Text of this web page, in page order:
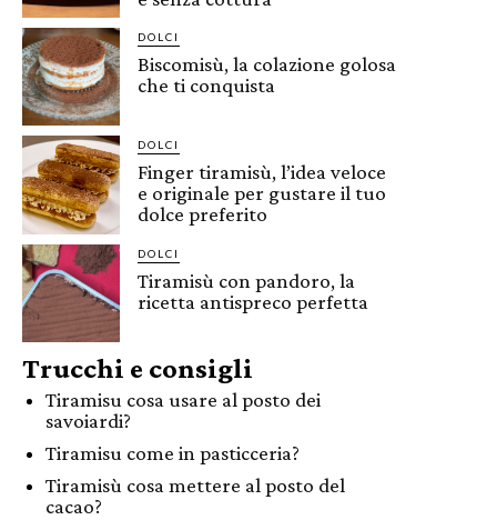
DOLCI
Biscomisù, la colazione golosa
che ti conquista
DOLCI
Finger tiramisù, l’idea veloce
e originale per gustare il tuo
dolce preferito
DOLCI
Tiramisù con pandoro, la
ricetta antispreco perfetta
Trucchi e consigli
Tiramisu cosa usare al posto dei
savoiardi?
Tiramisu come in pasticceria?
Tiramisù cosa mettere al posto del
cacao?